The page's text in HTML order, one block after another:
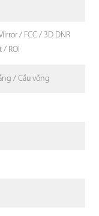
/ FCC / 3D DNR
/ ROI
/ Cầu vồng